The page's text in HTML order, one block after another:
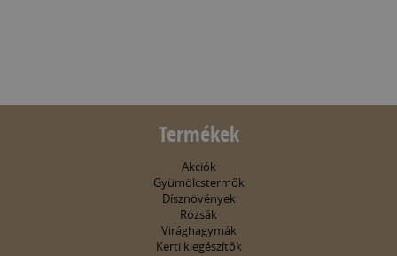
Termékek
Akciók
Gyümölcstermők
Dísznövények
Rózsák
Virághagymák
Kerti kiegészítők